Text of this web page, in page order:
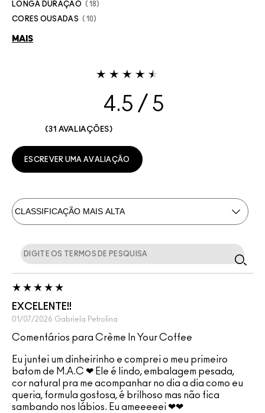
LONGA DURAÇÃO 18
CORES OUSADAS 10
MAIS
4.5
31 AVALIAÇÕES
ESCREVER UMA AVALIAÇÃO
EXCELENTE!!
01/07/2026 Gabriela Petrolina
Comentários para Crème In Your Coffee
Eu juntei um dinheirinho e comprei o meu primeiro
batom de M.A.C ❤ Ele é lindo, embalagem pesada,
cor natural pra me acompanhar no dia a dia como eu
queria, formula gostosa, é brilhoso mas não fica
sambando nos lábios. Eu ameeeeei ❤❤